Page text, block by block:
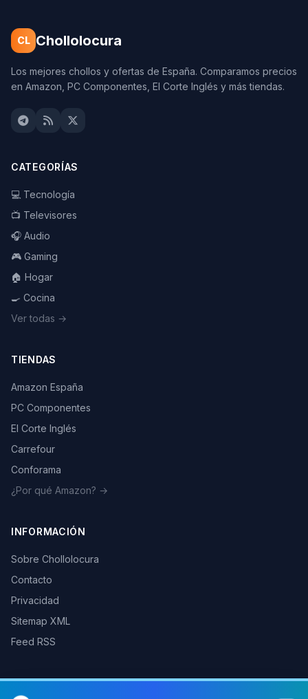
CL Chollolocura
Los mejores chollos y ofertas de España. Comparamos precios
en Amazon, PC Componentes, El Corte Inglés y más tiendas.
CATEGORÍAS
💻 Tecnología
📺 Televisores
🎧 Audio
🎮 Gaming
🏠 Hogar
🍳 Cocina
Ver todas →
TIENDAS
Amazon España
PC Componentes
El Corte Inglés
Carrefour
Conforama
¿Por qué Amazon? →
INFORMACIÓN
Sobre Chollolocura
Contacto
Privacidad
Sitemap XML
Feed RSS